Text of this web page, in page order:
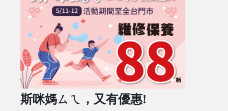
斯咪媽ㄙㄟ，又有優惠!